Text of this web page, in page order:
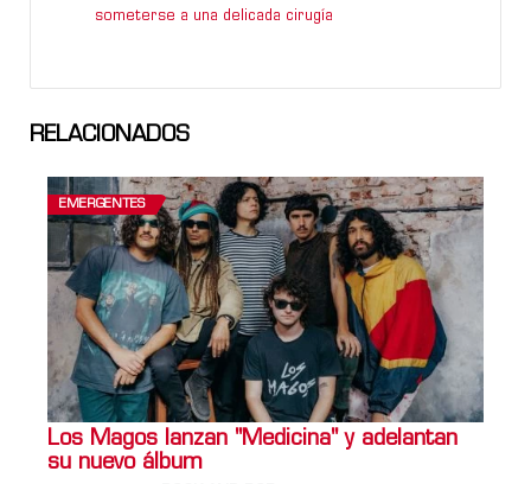
someterse a una delicada cirugía
RELACIONADOS
EMERGENTES
Los Magos lanzan "Medicina" y adelantan
su nuevo álbum